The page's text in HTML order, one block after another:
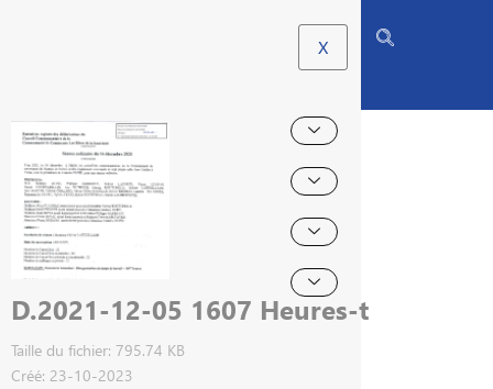
X
D.2021-12-05 1607 Heures-t
Taille du fichier: 795.74 KB
Créé: 23-10-2023